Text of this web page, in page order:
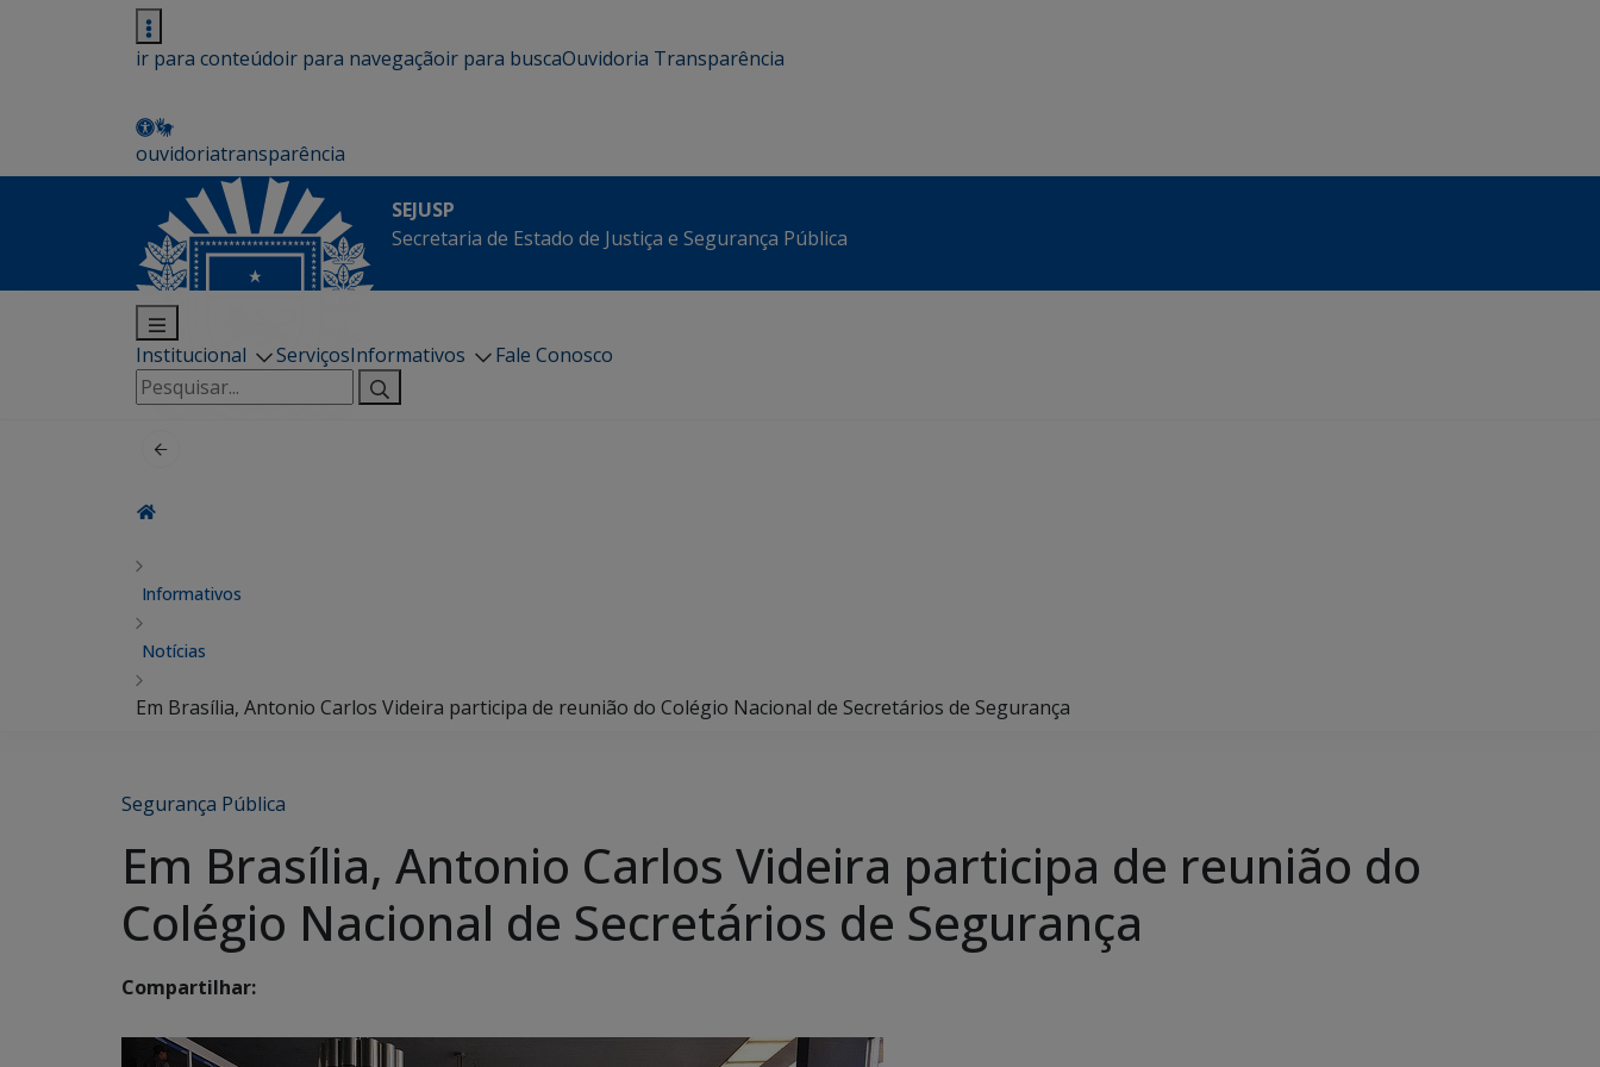
ir para conteúdoir para navegaçãoir para buscaOuvidoria Transparência
ouvidoriatransparência
SEJUSP
Secretaria de Estado de Justiça e Segurança Pública
Institucional ServiçosInformativos
Fale Conosco
Pesquisar
por:
Informativos
Notícias
Em Brasília, Antonio Carlos Videira participa de reunião do Colégio Nacional de Secretários de Segurança
Segurança Pública
Em Brasília, Antonio Carlos Videira participa de reunião do
Colégio Nacional de Secretários de Segurança
Compartilhar: